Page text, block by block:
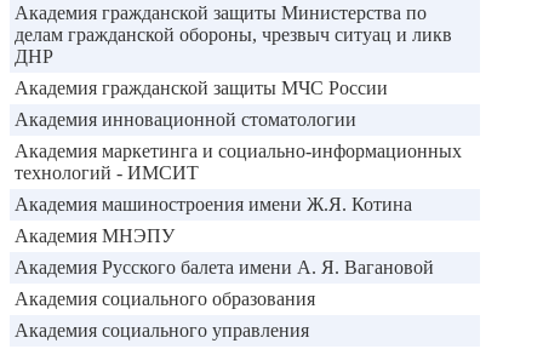
Академия гражданской защиты Министерства по
делам гражданской обороны, чрезвыч ситуац и ликв
ДНР
Академия гражданской защиты МЧС России
Академия инновационной стоматологии
Академия маркетинга и социально-информационных
технологий - ИМСИТ
Академия машиностроения имени Ж.Я. Котина
Академия МНЭПУ
Академия Русского балета имени А. Я. Вагановой
Академия социального образования
Академия социального управления